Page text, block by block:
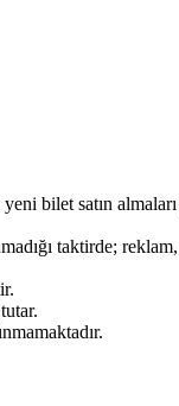
bilet satın
taktirde;